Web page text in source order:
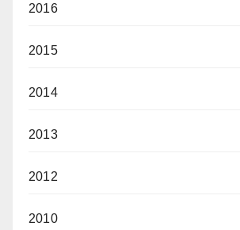
2016
2015
2014
2013
2012
2010